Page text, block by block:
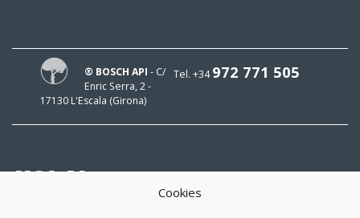
Cookies
Tel. +34972 771 505
® BOSCH API - C/
Enric Serra, 2 -
17130 L'Escala (Girona)
HOLA!